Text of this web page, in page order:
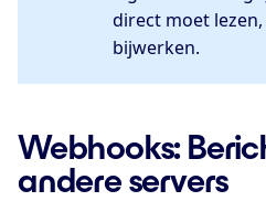
direct moet
bijwerken.
Webhooks:
andere servers